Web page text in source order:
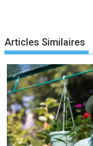
Articles Similaires